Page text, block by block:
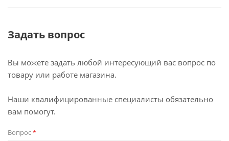
Задать вопрос
Вы можете задать любой интересующий вас вопрос по
товару или работе магазина.
Наши квалифицированные специалисты обязательно
вам помогут.
Вопрос*